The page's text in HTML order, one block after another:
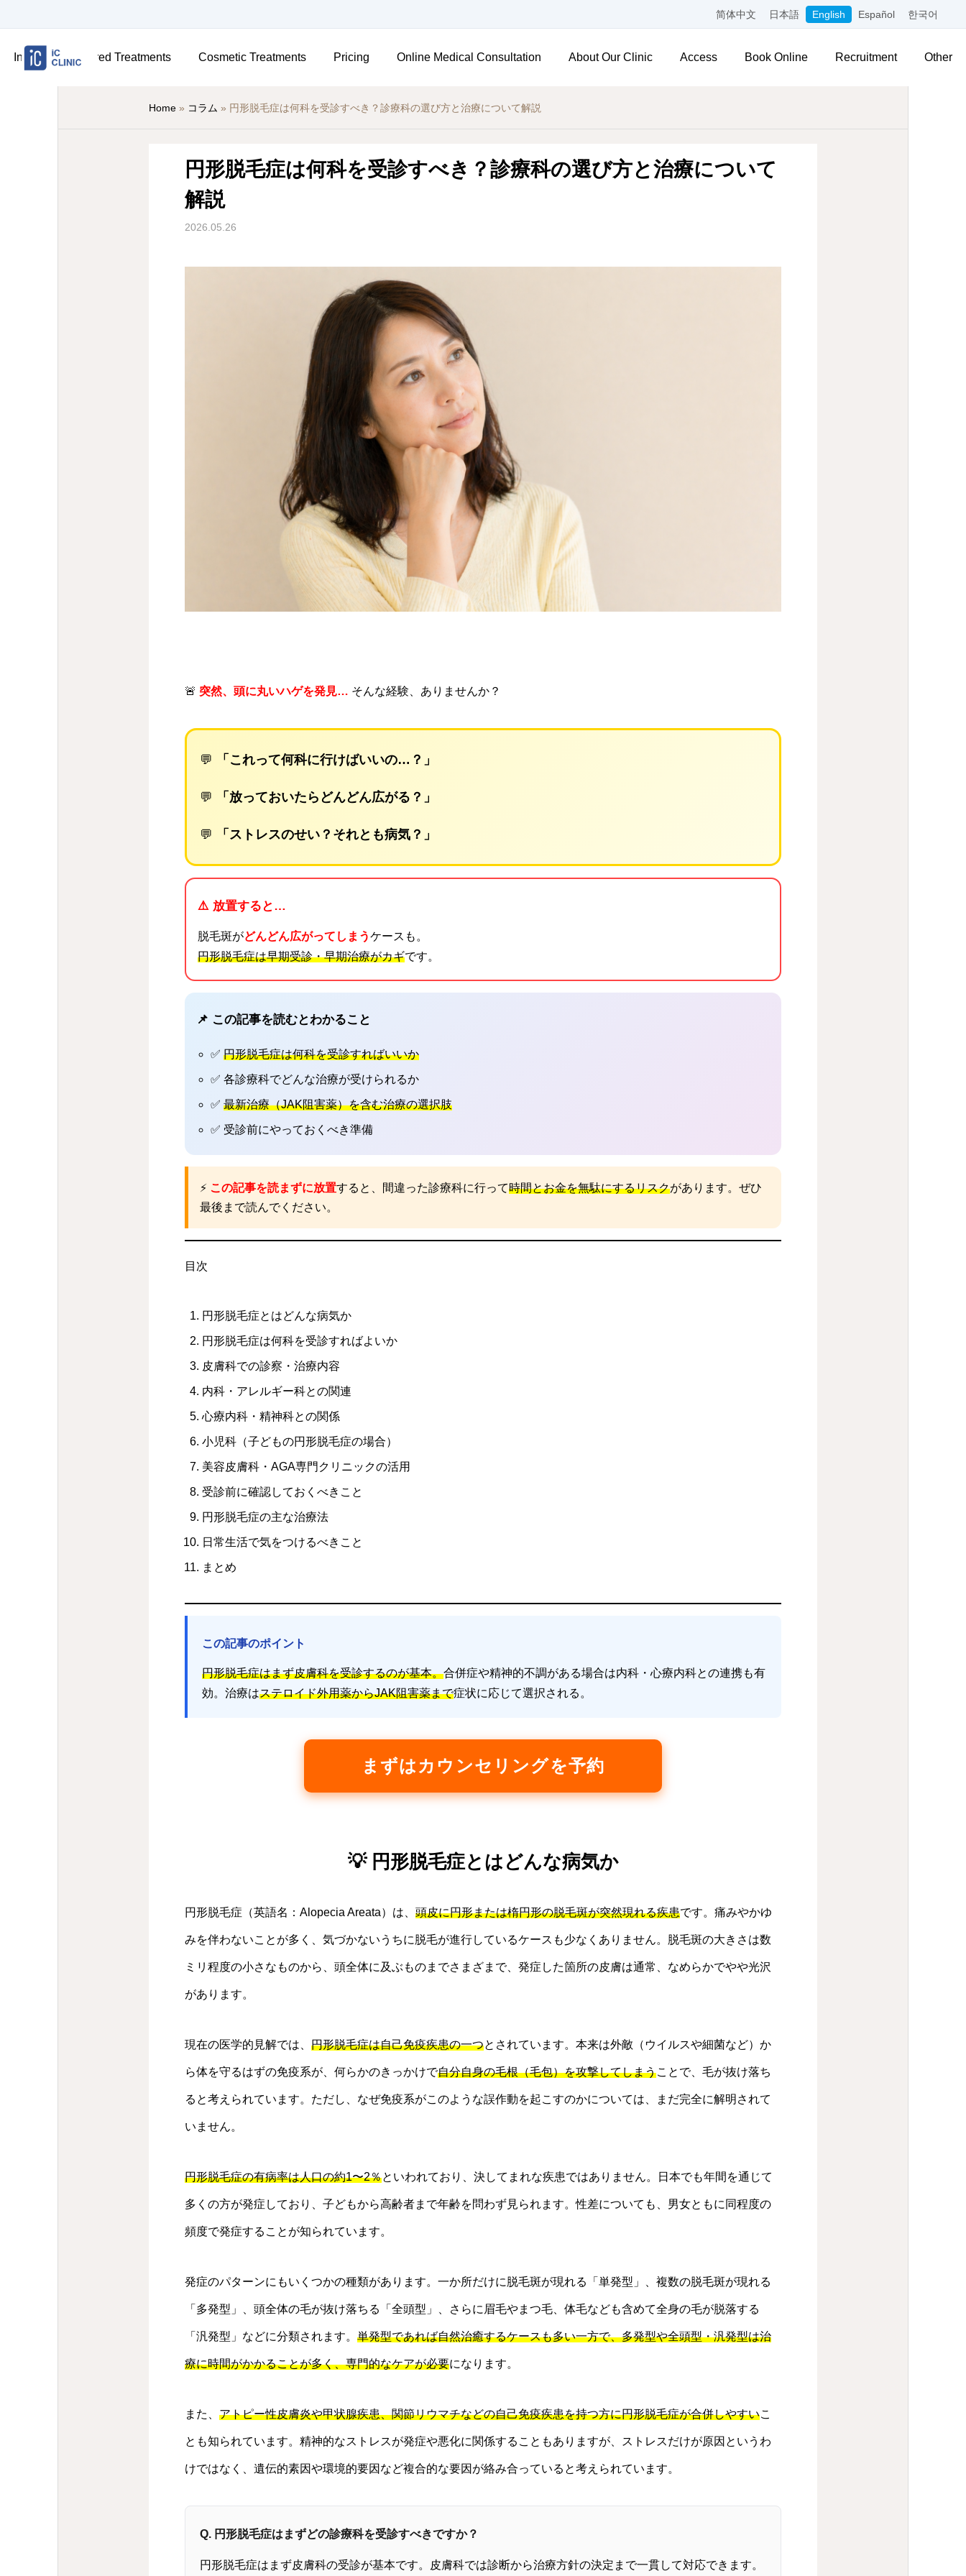
简体中文 日本語 English Español 한국어
Insurance-Covered Treatments Cosmetic Treatments Pricing Online Medical Consultation About Our Clinic Access Book Online Recruitment Other
Home » コラム » 円形脱毛症は何科を受診すべき？診療科の選び方と治療について解説
円形脱毛症は何科を受診すべき？診療科の選び方と治療について
解説
2026.05.26
🚨 突然、頭に丸いハゲを発見… そんな経験、ありませんか？
💬 「これって何科に行けばいいの…？」
💬 「放っておいたらどんどん広がる？」
💬 「ストレスのせい？それとも病気？」
⚠️ 放置すると…
脱毛斑がどんどん広がってしまうケースも。
円形脱毛症は早期受診・早期治療がカギです。
📌 この記事を読むとわかること
✅ 円形脱毛症は何科を受診すればいいか
✅ 各診療科でどんな治療が受けられるか
✅ 最新治療（JAK阻害薬）を含む治療の選択肢
✅ 受診前にやっておくべき準備
⚡ この記事を読まずに放置すると、間違った診療科に行って時間とお金を無駄にするリスクがあります。ぜひ
最後まで読んでください。
目次
円形脱毛症とはどんな病気か
円形脱毛症は何科を受診すればよいか
皮膚科での診察・治療内容
内科・アレルギー科との関連
心療内科・精神科との関係
小児科（子どもの円形脱毛症の場合）
美容皮膚科・AGA専門クリニックの活用
受診前に確認しておくべきこと
円形脱毛症の主な治療法
日常生活で気をつけるべきこと
まとめ
この記事のポイント
円形脱毛症はまず皮膚科を受診するのが基本。合併症や精神的不調がある場合は内科・心療内科との連携も有
効。治療はステロイド外用薬からJAK阻害薬まで症状に応じて選択される。
まずはカウンセリングを予約
💡 円形脱毛症とはどんな病気か
円形脱毛症（英語名：Alopecia Areata）は、 頭皮に円形または楕円形の脱毛斑が突然現れる疾患です。痛みやかゆ
みを伴わないことが多く、気づかないうちに脱毛が進行しているケースも少なくありません。脱毛斑の大きさは数
ミリ程度の小さなものから、頭全体に及ぶものまでさまざまで、発症した箇所の皮膚は通常、なめらかでやや光沢
があります。
現在の医学的見解では、 円形脱毛症は自己免疫疾患の一つとされています。本来は外敵（ウイルスや細菌など）か
ら体を守るはずの免疫系が、何らかのきっかけで自分自身の毛根（毛包）を攻撃してしまうことで、毛が抜け落ち
ると考えられています。ただし、なぜ免疫系がこのような誤作動を起こすのかについては、まだ完全に解明されて
いません。
円形脱毛症の有病率は人口の約1〜2％といわれており、決してまれな疾患ではありません。日本でも年間を通じて
多くの方が発症しており、子どもから高齢者まで年齢を問わず見られます。性差についても、男女ともに同程度の
頻度で発症することが知られています。
発症のパターンにもいくつかの種類があります。一か所だけに脱毛斑が現れる「単発型」、複数の脱毛斑が現れる
「多発型」、頭全体の毛が抜け落ちる「全頭型」、さらに眉毛やまつ毛、体毛なども含めて全身の毛が脱落する
「汎発型」などに分類されます。 単発型であれば自然治癒するケースも多い一方で、多発型や全頭型・汎発型は治
療に時間がかかることが多く、専門的なケアが必要になります。
また、 アトピー性皮膚炎や甲状腺疾患、関節リウマチなどの自己免疫疾患を持つ方に円形脱毛症が合併しやすいこ
とも知られています。精神的なストレスが発症や悪化に関係することもありますが、ストレスだけが原因というわ
けではなく、遺伝的素因や環境的要因など複合的な要因が絡み合っていると考えられています。
Q. 円形脱毛症はまずどの診療科を受診すべきですか？
円形脱毛症はまず皮膚科の受診が基本です。皮膚科では診断から治療方針の決定まで一貫して対応できます。